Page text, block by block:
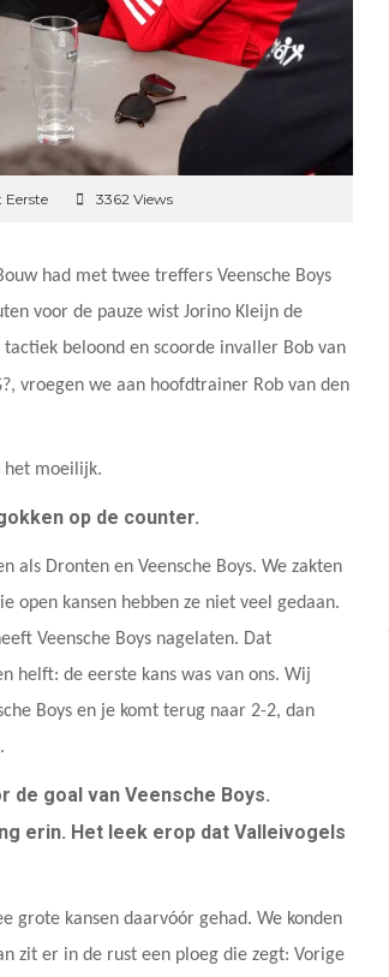
Eerste 3362 Views
had met twee treffers Veensche Boys
voor de pauze wist Jorino Kleijn de
beloond en scoorde invaller Bob van
vroegen we aan hoofdtrainer Rob van den
het moeilijk.
op de counter.
als Dronten en Veensche Boys. We zakten
open kansen hebben ze niet veel gedaan.
Veensche Boys nagelaten. Dat
helft: de eerste kans was van ons. Wij
Boys en je komt terug naar 2-2, dan
goal van Veensche Boys.
erin. Het leek erop dat Valleivogels
grote kansen daarvóór gehad. We konden
zit er in de rust een ploeg die zegt: Vorige